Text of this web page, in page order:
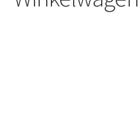
ELEKTRISCHE CONNECTOREN